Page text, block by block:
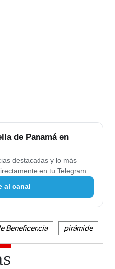
de Panamá en
destacadas y lo más
en tu Telegram.
al canal
Beneficencia pirámide